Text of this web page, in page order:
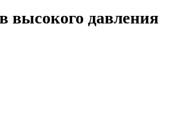
высокого давления